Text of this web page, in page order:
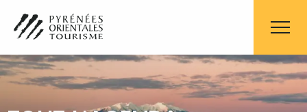
contenu
principal